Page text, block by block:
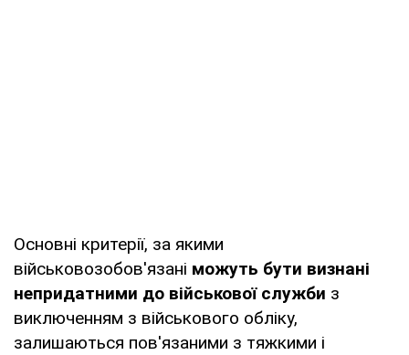
Основні критерії, за якими
військовозобов'язані можуть бути визнані
непридатними до військової служби з
виключенням з військового обліку,
залишаються пов'язаними з тяжкими і